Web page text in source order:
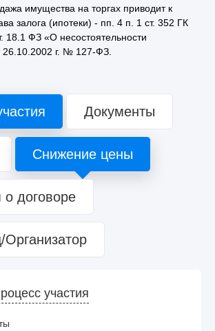
имущества на торгах приводит к
залога (ипотеки) - пп. 4 п. 1 ст. 352 ГК
18.1 ФЗ «О несостоятельности
26.10.2002 г. № 127-ФЗ.
Документы
Снижение цены
договоре
участия